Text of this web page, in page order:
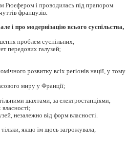
Рюєфером і проводилась під прапором
французів.
і про модернізацію всього суспільства,
проблем суспільних;
передових галузей;
розвитку всіх регіонів нації, у тому
миру у Франції;
шахтами, за електростанціями,
незалежно від форм власності.
якщо їм щось загрожувала,